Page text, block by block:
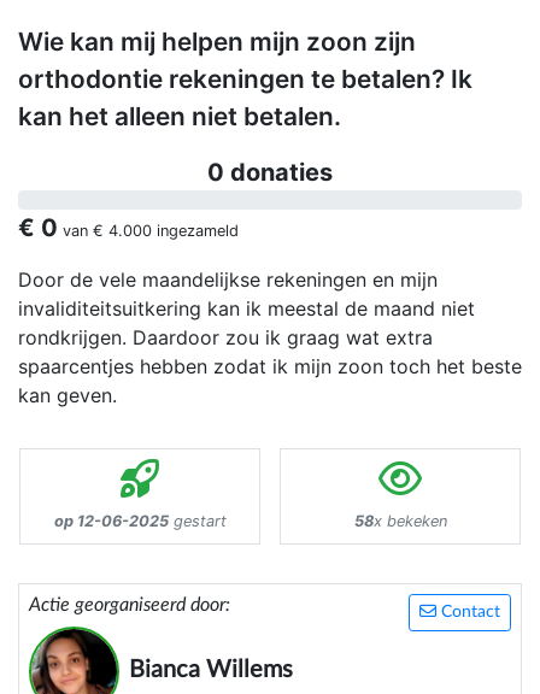
Wie kan mij helpen mijn zoon zijn
orthodontie rekeningen te betalen? Ik
kan het alleen niet betalen.
0 donaties
€ 0 van € 4.000 ingezameld
Door de vele maandelijkse rekeningen en mijn
invaliditeitsuitkering kan ik meestal de maand niet
rondkrijgen. Daardoor zou ik graag wat extra
spaarcentjes hebben zodat ik mijn zoon toch het beste
kan geven.
op 12-06-2025gestart 58x bekeken
Contact
Actie georganiseerd door:
Bianca Willems